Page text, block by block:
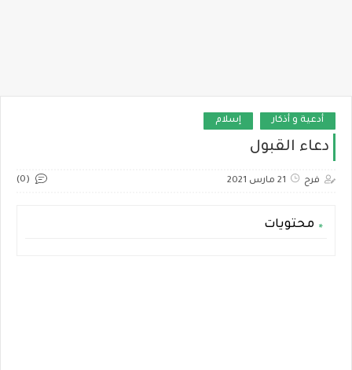
أدعية و أذكار إسلام
دعاء القبول
فرح 21 مارس 2021 (0)
محتويات